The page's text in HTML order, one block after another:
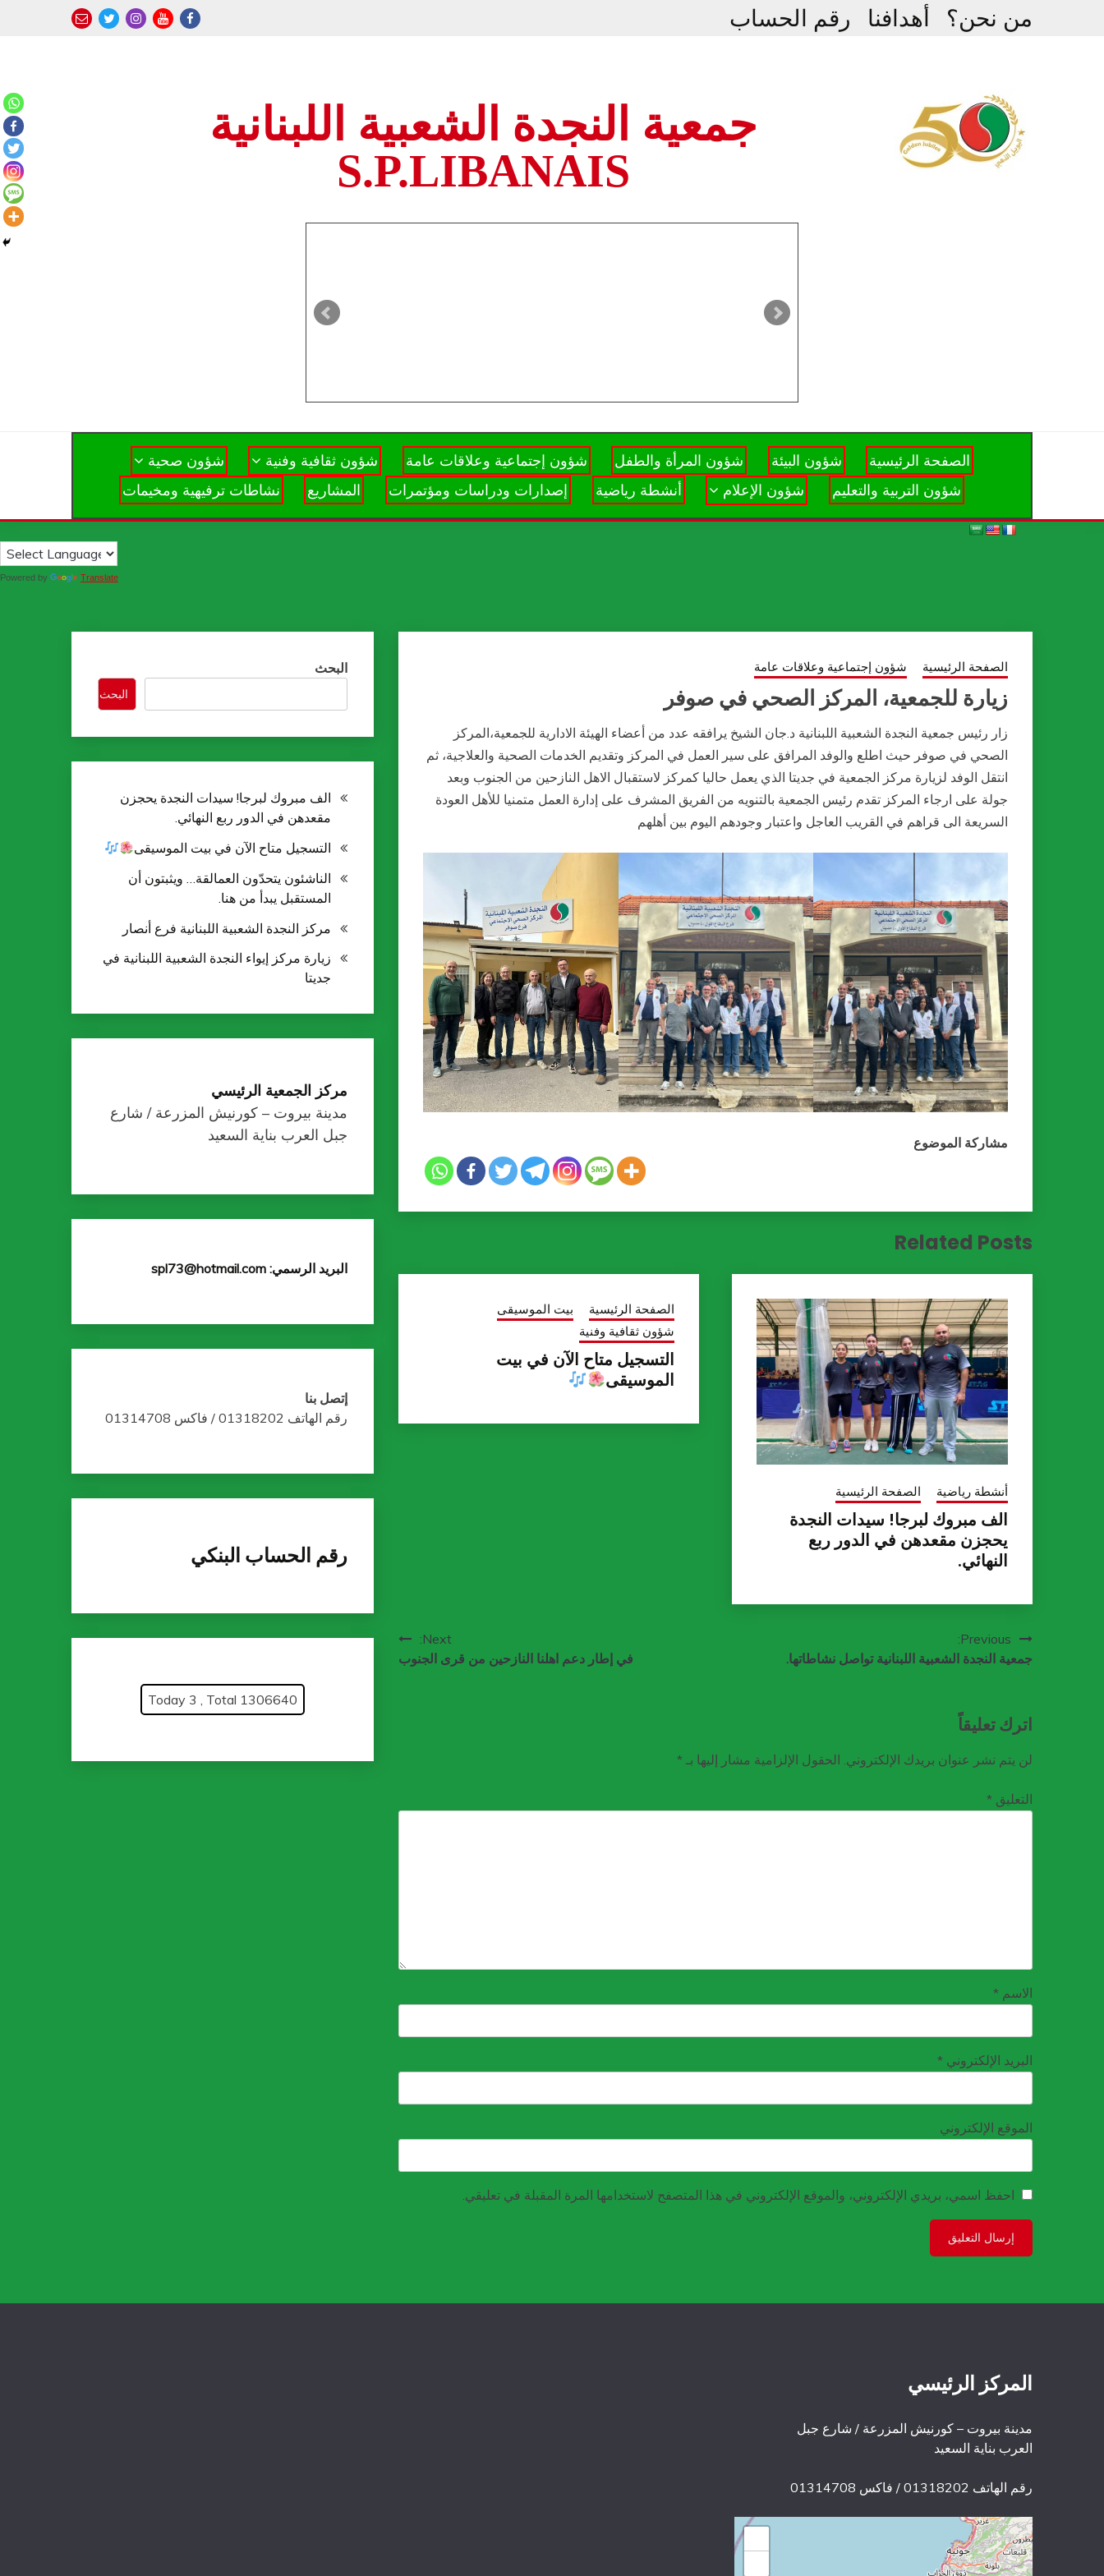
من نحن؟ أهدافنا رقم الحساب
جمعية النجدة الشعبية اللبنانية
S.P.LIBANAIS
الصفحة الرئيسية شؤون البيئة شؤون المرأة والطفل شؤون إجتماعية وعلاقات عامة شؤون ثقافية وفنية
شؤون صحية
شؤون التربية والتعليم
شؤون الإعلام أنشطة رياضية إصدارات ودراسات ومؤتمرات المشاريع نشاطات ترفيهية ومخيمات
Powered by Translate
الصفحة الرئيسية شؤون إجتماعية وعلاقات عامة
زيارة للجمعية، المركز الصحي في صوفر
زار رئيس جمعية النجدة الشعبية اللبنانية د.جان الشيخ يرافقه عدد من أعضاء الهيئة الادارية للجمعية،المركز
الصحي في صوفر حيث اطلع والوفد المرافق على سير العمل في المركز وتقديم الخدمات الصحية والعلاجية، ثم
انتقل الوفد لزيارة مركز الجمعية في جديتا الذي يعمل حاليا كمركز لاستقبال الاهل النازحين من الجنوب وبعد
جولة على ارجاء المركز تقدم رئيس الجمعية بالتنويه من الفريق المشرف على إدارة العمل متمنيا للأهل العودة
السريعة الى قراهم في القريب العاجل واعتبار وجودهم اليوم بين أهلهم
مشاركة الموضوع
Related Posts
أنشطة رياضية الصفحة الرئيسية
الف مبروك لبرجا! سيدات النجدة
يحجزن مقعدهن في الدور ربع
النهائي.
الصفحة الرئيسية
بيت الموسيقى
شؤون ثقافية وفنية
التسجيل متاح الآن في بيت
الموسيقى
تصفّح
المقالات
Previous:
جمعية النجدة الشعبية اللبنانية تواصل نشاطاتها.
Next:
في إطار دعم اهلنا النازحين من قرى الجنوب
اترك تعليقاً
لن يتم نشر عنوان بريدك الإلكتروني. الحقول الإلزامية مشار إليها بـ *
التعليق *
الاسم *
البريد الإلكتروني *
الموقع الإلكتروني
احفظ اسمي، بريدي الإلكتروني، والموقع الإلكتروني في هذا المتصفح لاستخدامها المرة المقبلة في تعليقي.
البحث
البحث
الف مبروك لبرجا! سيدات النجدة يحجزن
مقعدهن في الدور ربع النهائي.
التسجيل متاح الآن في بيت الموسيقى
الناشئون يتحدّون العمالقة… ويثبتون أن
المستقبل يبدأ من هنا.
‏مركز النجدة الشعبية اللبنانية فرع أنصار
زيارة مركز إيواء النجدة الشعبية اللبنانية في
جديتا
مركز الجمعية الرئيسي
مدينة بيروت – كورنيش المزرعة / شارع
جبل العرب بناية السعيد
البريد الرسمي: spl73@hotmail.com
إتصل بنا
رقم الهاتف 01318202 / فاكس 01314708
رقم الحساب البنكي
Today 3 , Total 1306640
المركز الرئيسي
مدينة بيروت – كورنيش المزرعة / شارع جبل
العرب بناية السعيد
رقم الهاتف 01318202 / فاكس 01314708